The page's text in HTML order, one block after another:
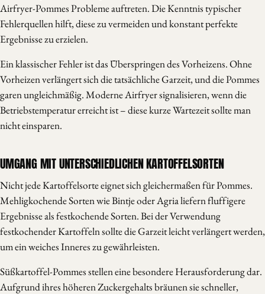
Airfryer-Pommes Probleme auftreten. Die Kenntnis typischer
Fehlerquellen hilft, diese zu vermeiden und konstant perfekte
Ergebnisse zu erzielen.
Ein klassischer Fehler ist das Überspringen des Vorheizens. Ohne
Vorheizen verlängert sich die tatsächliche Garzeit, und die Pommes
garen ungleichmäßig. Moderne Airfryer signalisieren, wenn die
Betriebstemperatur erreicht ist – diese kurze Wartezeit sollte man
nicht einsparen.
UMGANG MIT UNTERSCHIEDLICHEN KARTOFFELSORTEN
Nicht jede Kartoffelsorte eignet sich gleichermaßen für Pommes.
Mehligkochende Sorten wie Bintje oder Agria liefern fluffigere
Ergebnisse als festkochende Sorten. Bei der Verwendung
festkochender Kartoffeln sollte die Garzeit leicht verlängert werden,
um ein weiches Inneres zu gewährleisten.
Süßkartoffel-Pommes stellen eine besondere Herausforderung dar.
Aufgrund ihres höheren Zuckergehalts bräunen sie schneller,